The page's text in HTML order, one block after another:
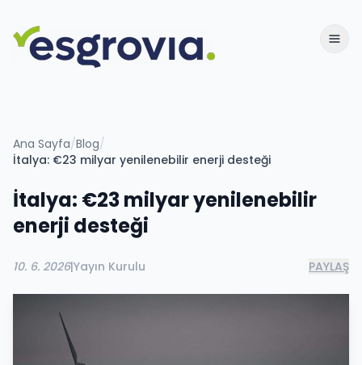
Ana Sayfa/Blog/
İtalya: €23 milyar yenilenebilir enerji desteği
İtalya: €23 milyar yenilenebilir
enerji desteği
10. 6. 2026|Yayın Kurulu PAYLAŞ